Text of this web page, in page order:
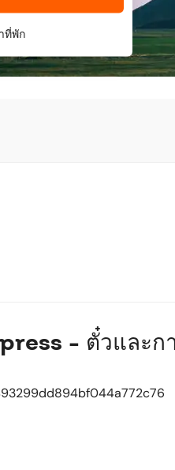
ที่พัก
- ตั๋วและก